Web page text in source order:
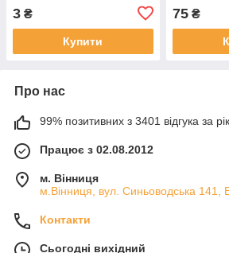
3 ₴
Купити
75₴
Про нас
99% позитивних з 3401 відгука за рік
Працює з 02.08.2012
м. Вінниця
м.Вінниця, вул. Синьоводська 141,
Контакти
Сьогодні вихідний